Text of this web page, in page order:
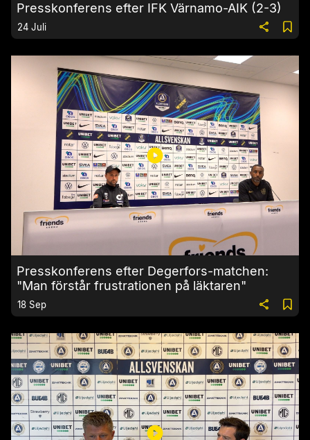
Presskonferens efter IFK Värnamo-AIK (2-3)
24 Juli
Presskonferens efter Degerfors-matchen:
"Man förstår frustrationen på läktaren"
18 Sep